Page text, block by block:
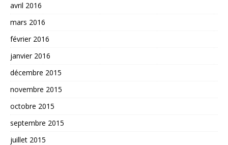
avril 2016
mars 2016
février 2016
janvier 2016
décembre 2015
novembre 2015
octobre 2015
septembre 2015
juillet 2015